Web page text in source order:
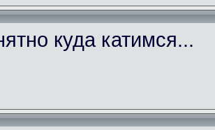
куда катимся...